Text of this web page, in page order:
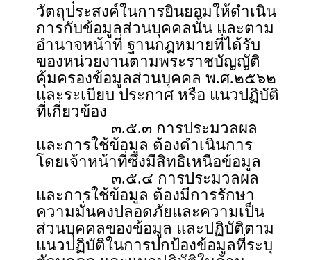
วัตถุประสงค์ในการยินยอมให้ดำเนิน
การกับข้อมูลส่วนบุคคลนั้น และตาม
อำนาจหน้าที่ ฐานกฎหมายที่ได้รับ
ของหน่วยงานตามพระราชบัญญัติ
คุ้มครองข้อมูลส่วนบุคคล พ.ศ.๒๕๖๒
และระเบียบ ประกาศ หรือ แนวปฏิบัติ
ที่เกี่ยวข้อง
๓.๕.๓ การประมวลผล
และการใช้ข้อมูล ต้องดำเนินการ
โดยเจ้าหน้าที่ซึ่งมีสิทธิเหนือข้อมูล
๓.๕.๔ การประมวลผล
และการใช้ข้อมูล ต้องมีการรักษา
ความมั่นคงปลอดภัยและความเป็น
ส่วนบุคคลของข้อมูล และปฏิบัติตาม
แนวปฏิบัติในการปกป้องข้อมูลที่ระบุ